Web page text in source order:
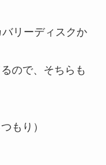
リーディスクか
ので、そちらも
もり）